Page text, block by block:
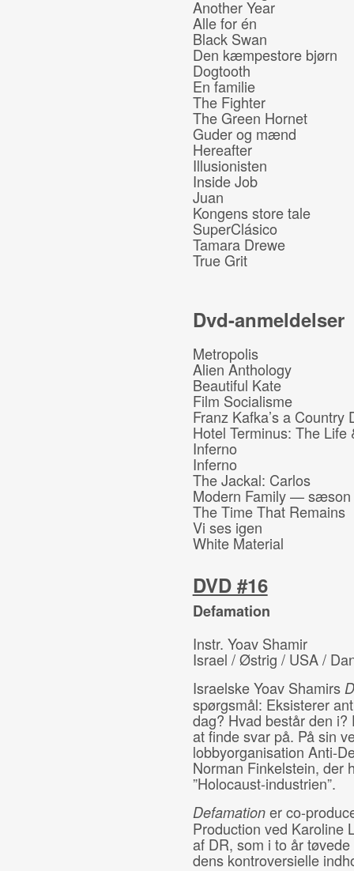
Another Year
Alle for én
Black Swan
Den kæmpestore bjørn
Dogtooth
En familie
The Fighter
The Green Hornet
Guder og mænd
Hereafter
Illusionisten
Inside Job
Juan
Kongens store tale
SuperClásico
Tamara Drewe
True Grit
Dvd-anmeldelser
Metropolis
Alien Anthology
Beautiful Kate
Film Socialisme
Franz Kafka’s a
Hotel Terminus: The
Inferno
Inferno
The Jackal: Carlos
Modern Family — sæson
The Time That Remains
Vi ses igen
White Material
DVD #16
Defamation
Instr. Yoav Shamir
Israel / Østrig / USA /
Israelske Yoav Shamirs
spørgsmål: Eksisterer
dag? Hvad består den
at finde svar på. På sin
lobbyorganisation Anti-
Norman Finkelstein, der
”Holocaust-industrien”.
Defamation er co-
Production ved Karoline
af DR, som i to år
dens kontroversielle